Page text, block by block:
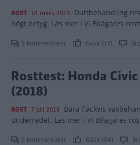
ROST 18 mars 2019 Duttbehandling
högt betyg. Läs mer i Vi Bilägares
9 kommentarer Gasa (17)
Rosttest: Honda Civic
(2018)
ROST 7 juli 2018 Bara fläckvis
underredet. Läs mer i Vi Bilägares
6 kommentarer Gasa (24)